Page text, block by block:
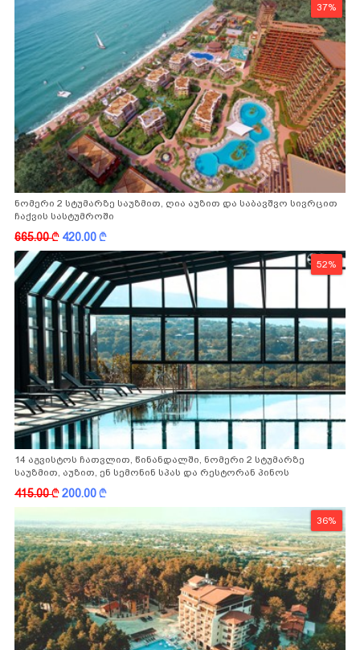
37%
ნომერი 2 სტუმარზე საუზმით, ღია აუზით და საბავშვო სივრცით
ჩაქვის სასტუმროში
665.00k 420.00k
52%
14 აგვისტოს ჩათვლით, წინანდალში, ნომერი 2 სტუმარზე
საუზმით, აუზით, ენ სემონინ სპას და რესტორან პინოს
415.00k200.00k
36%